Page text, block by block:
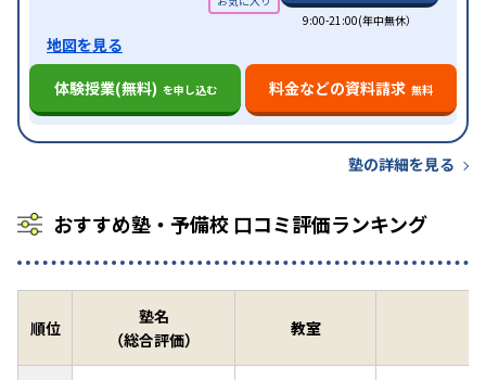
9:00-21:00(年中無休）
地図を見る
体験授業(無料) を申し込む 料金などの資料請求 無料
塾の詳細を見る
おすすめ塾・予備校 口コミ評価ランキング
順位
塾名
（総合評価）
教室